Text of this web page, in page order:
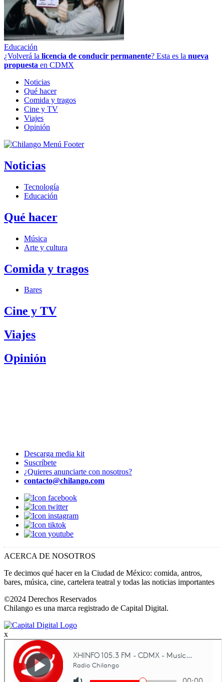
Educación
¿Volverá la licencia de conducir permanente? Esta es la nueva
propuesta en CDMX
Noticias
Qué hacer
Comida y tragos
Cine y TV
Viajes
Opinión
Noticias
Tecnología
Educación
Qué hacer
Música
Arte y cultura
Comida y tragos
Bares
Cine y TV
Viajes
Opinión
Descarga media kit
Suscríbete
¿Quieres anunciarte con nosotros?
contacto@chilango.com
ACERCA DE NOSOTROS
Te decimos qué hacer en la Ciudad de México: comida, antros,
bares, música, cine, cartelera teatral y todas las noticias importantes
©2024 Derechos Reservados
Chilango es una marca registrado de Capital Digital.
x